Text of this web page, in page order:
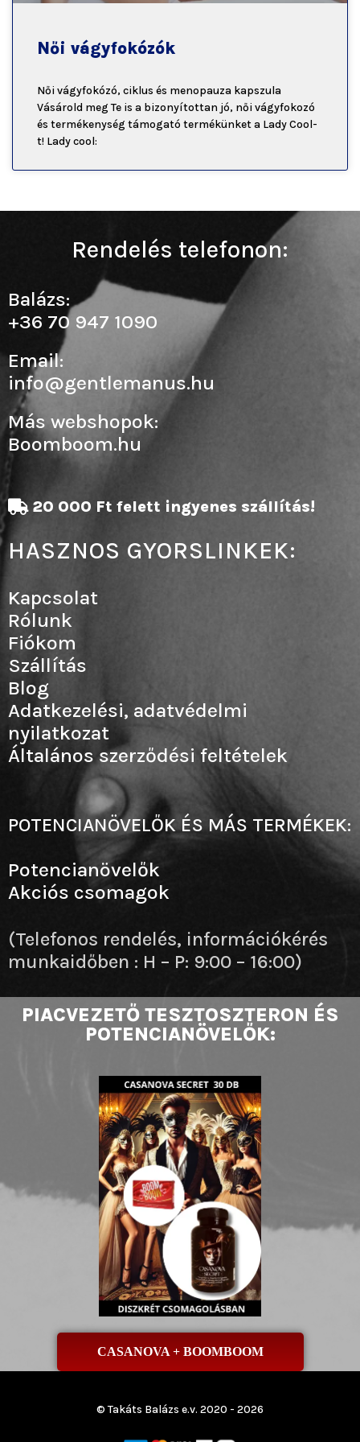
Női vágyfokózók
Női vágyfokózó, ciklus és menopauza kapszula
Vásárold meg Te is a bizonyítottan jó, női vágyfokozó
és termékenység támogató termékünket a Lady Cool-
t! Lady cool:
PIACVEZETŐ TESZTOSZTERON ÉS
POTENCIANÖVELŐK:
CASANOVA + BOOMBOOM
20 000 Ft felett ingyenes szállítás!
HASZNOS GYORSLINKEK:
Kapcsolat
Rólunk
Fiókom
Szállítás
Blog
Adatkezelési, adatvédelmi
nyilatkozat
Általános szerződési feltételek
POTENCIANÖVELŐK ÉS MÁS TERMÉKEK:
Potencianövelők
Akciós csomagok
(Telefonos rendelés, információkérés
munkaidőben : H – P: 9:00 – 16:00)
Rendelés telefonon:
Balázs:
+36 70 947 1090
Email:
info@gentlemanus.hu
Más webshopok:
Boomboom.hu
© Takáts Balázs e.v. 2020 - 2026